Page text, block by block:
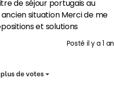
de séjour portugais au
situation Merci de me
et solutions
Posté il y a 1 an
de votes